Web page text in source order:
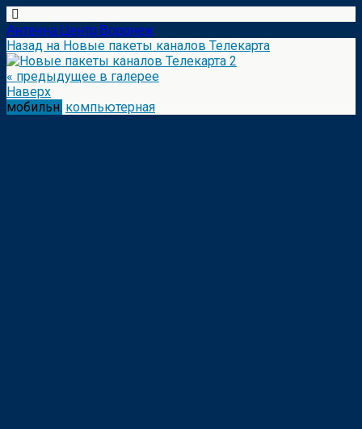
Антенна Центр Воронеж
Назад на Новые пакеты каналов Телекарта
« предыдущее в галерее
Наверх
мобильн. компьютерная